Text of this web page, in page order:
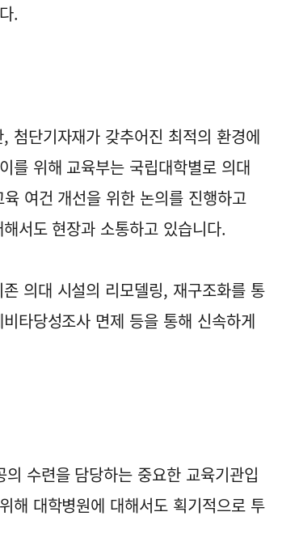
.
첨단기자재가 갖추어진 최적의 환경에
를 위해 교육부는 국립대학별로 의대
여건 개선을 위한 논의를 진행하고
서도 현장과 소통하고 있습니다.
의대 시설의 리모델링, 재구조화를 통
타당성조사 면제 등을 통해 신속하게
수련을 담당하는 중요한 교육기관입
해 대학병원에 대해서도 획기적으로 투